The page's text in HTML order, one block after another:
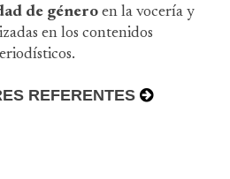
de género en la vocería y
en los contenidos
REFERENTES